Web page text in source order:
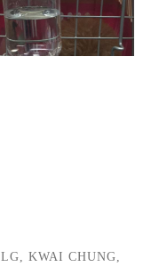
KWAI CHUNG,